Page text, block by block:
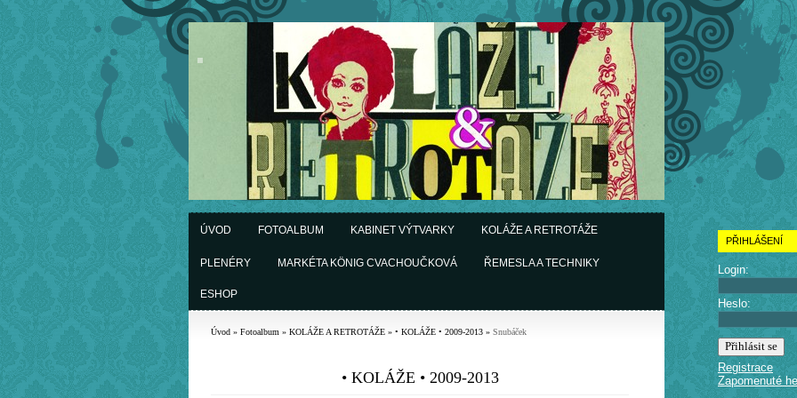
ÚVOD FOTOALBUM KABINET VÝTVARKY KOLÁŽE A RETROTÁŽE
PLENÉRY MARKÉTA KÖNIG CVACHOUČKOVÁ ŘEMESLA A TECHNIKY
ESHOP
Úvod » Fotoalbum » KOLÁŽE A RETROTÁŽE » • KOLÁŽE • 2009-2013 » Snubáček
• KOLÁŽE • 2009-2013
PŘIHLÁŠENÍ
Login:
Heslo:
Registrace
Zapomenuté